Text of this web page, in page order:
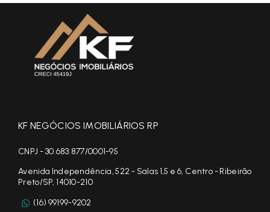
KF NEGÓCIOS IMOBILIÁRIOS RP
CNPJ - 30.683.877/0001-95
Avenida Independência, 522 - Salas 1,5 e 6, Centro - Ribeirão
Preto/SP, 14010-210
(16) 99199-9202